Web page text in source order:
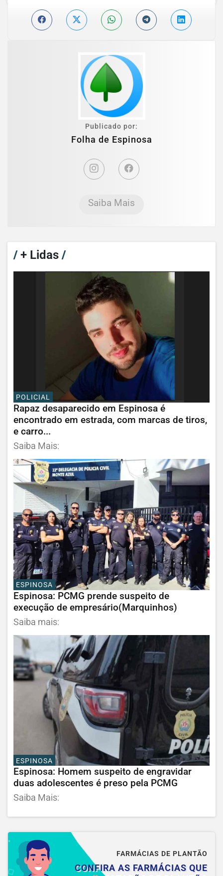
Publicado por:
Folha de Espinosa
Saiba Mais
/+ Lidas /
POLICIAL
Rapaz desaparecido em Espinosa é
encontrado em estrada, com marcas de tiros,
e carro...
Saiba Mais:
ESPINOSA
Espinosa: PCMG prende suspeito de
execução de empresário(Marquinhos)
Saiba mais:
ESPINOSA
Espinosa: Homem suspeito de engravidar
duas adolescentes é preso pela PCMG
Saiba Mais:
FARMÁCIAS DE PLANTÃO
CONFIRA AS FARMÁCIAS QUE